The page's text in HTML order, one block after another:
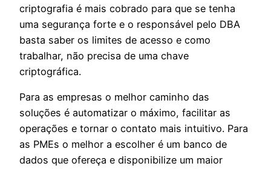
criptografia é mais cobrado para que se tenha
uma segurança forte e o responsável pelo DBA
basta saber os limites de acesso e como
trabalhar, não precisa de uma chave
criptográfica.
Para as empresas o melhor caminho das
soluções é automatizar o máximo, facilitar as
operações e tornar o contato mais intuitivo. Para
as PMEs o melhor a escolher é um banco de
dados que ofereça e disponibilize um maior